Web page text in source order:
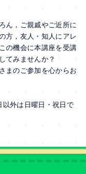
ん，ご親戚やご近所に
方，友人・知人にアレ
の機会に本講座を受講
てみませんか？
まのご参加を心からお
以外は日曜日・祝日で